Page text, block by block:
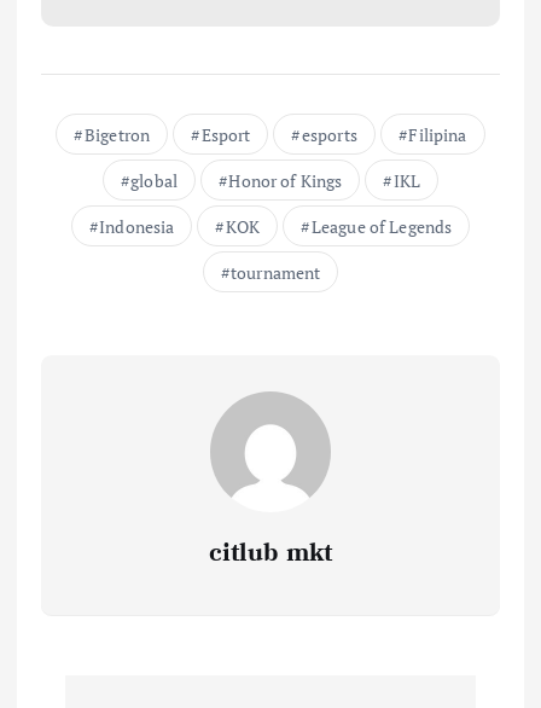
Bigetron Esport esports
Filipina
global
Honor of Kings
IKL
Indonesia
KOK
League of Legends
tournament
citlub mkt